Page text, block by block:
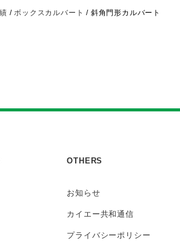
/ ボックスカルバート / 斜角門形カルバート
OTHERS
お知らせ
カイエー共和通信
プライバシー ポリシー